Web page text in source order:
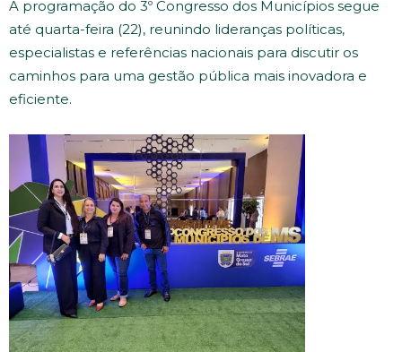
A programação do 3º Congresso dos Municípios segue
até quarta-feira (22), reunindo lideranças políticas,
especialistas e referências nacionais para discutir os
caminhos para uma gestão pública mais inovadora e
eficiente.